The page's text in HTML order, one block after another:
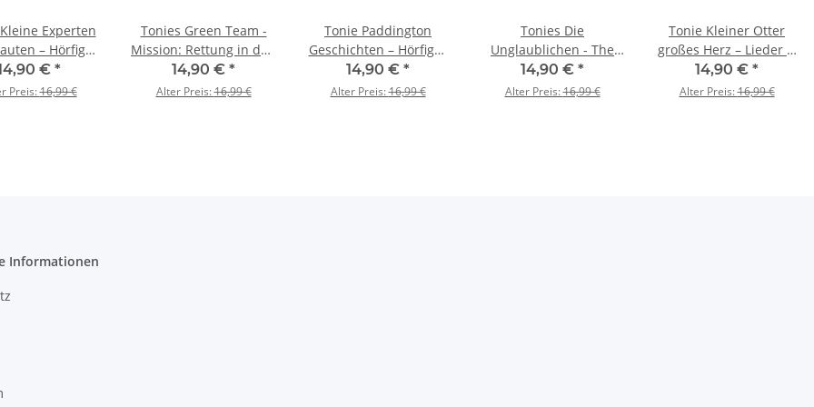
Experten
– Hörfigur
Kinder ab 3
€ *
Preis:16,99 €
Tonies Green Team -
Mission: Rettung in den
Bergen mit Uli, dem
Leoparden
14,90 € *
Alter Preis:16,99 €
Tonie Paddington
Geschichten – Hörfigur
Kinder Hörspiel ab 3
Jahre
14,90 € *
Alter Preis:16,99 €
Tonies Die
Unglaublichen - The
Incredibles
14,90 € *
Alter Preis:16,99 €
Tonie Kleiner Otter
großes Herz – Lieder &
Geschichten Kinder ab
3
14,90 € *
Alter Preis:16,99 €
Informationen